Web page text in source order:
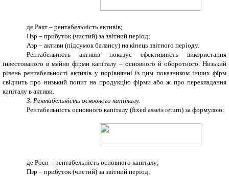
де Ракт – рентабельність активів;
Пзр – прибуток (чистий) за звітний період;
Азр – активи (підсумок балансу) на кінець звітного періоду.
Рентабельність активів показує ефективність використання
інвестованого в майно фірми капіталу – основного й оборотного. Низький
рівень рентабельності активів у порівнянні із цим показником інших фірм
свідчить про низький попит на продукцію фірми або ж про перекладання
капіталу в активи.
3. Рентабельність основного капіталу.
Рентабельність основного капіталу (fixed assets return) за формулою:
де Росн – рентабельність основного капіталу;
Пзр – прибуток (чистий) за звітний період;